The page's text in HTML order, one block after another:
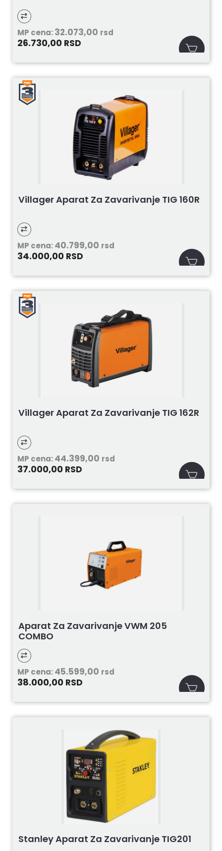
MP cena:32.073,00 rsd
26.730,00 RSD
Villager Aparat Za Zavarivanje TIG 160R
MP cena:40.799,00 rsd
34.000,00 RSD
Villager Aparat Za Zavarivanje TIG 162R
MP cena:44.399,00 rsd
37.000,00 RSD
Aparat Za Zavarivanje VWM 205
COMBO
MP cena:45.599,00 rsd
38.000,00 RSD
Stanley Aparat Za Zavarivanje TIG201